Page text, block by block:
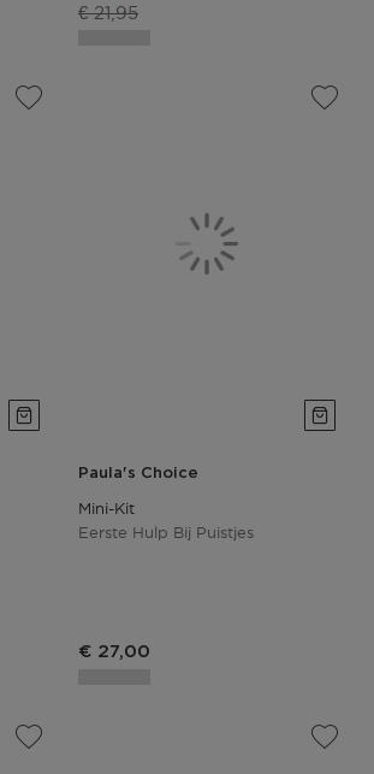
Productprijs
€ 21,95
Paula's Choice
Mini-Kit
Eerste Hulp Bij Puistjes
€ 27,00